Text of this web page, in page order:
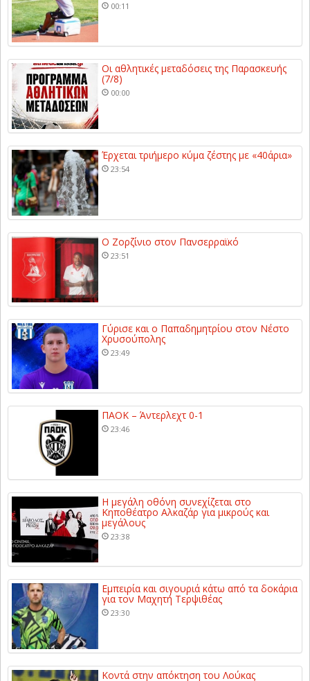
00:11
Οι αθλητικές μεταδόσεις της Παρασκευής
(7/8)
00:00
Έρχεται τριήμερο κύμα ζέστης με «40άρια»
23:54
Ο Ζορζίνιο στον Πανσερραϊκό
23:51
Γύρισε και ο Παπαδημητρίου στον Νέστο
Χρυσούπολης
23:49
ΠΑΟΚ – Άντερλεχτ 0-1
23:46
Η μεγάλη οθόνη συνεχίζεται στο
Κηποθέατρο Αλκαζάρ για μικρούς και
μεγάλους
23:38
Εμπειρία και σιγουριά κάτω από τα δοκάρια
για τον Μαχητή Τερψιθέας
23:30
Κοντά στην απόκτηση του Λούκας